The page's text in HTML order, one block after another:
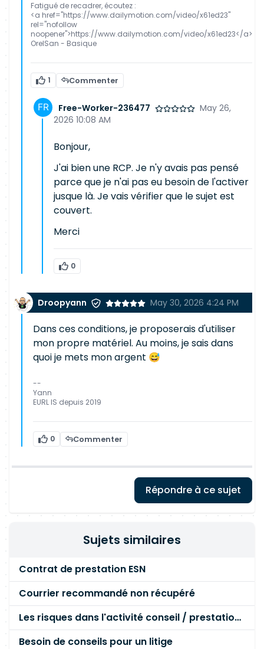
Fatigué de recadrer, écoutez :
<a href="https://www.dailymotion.com/video/x61ed23"
rel="nofollow
noopener">https://www.dailymotion.com/video/x61ed23</a>
OrelSan - Basique
1 Commenter
Free-Worker-236477
May 26,
2026 10:08 AM
Bonjour,
J'ai bien une RCP. Je n'y avais pas pensé
parce que je n'ai pas eu besoin de l'activer
jusque là. Je vais vérifier que le sujet est
couvert.
Merci
0
Droopyann May 30, 2026 4:24 PM
Dans ces conditions, je proposerais d'utiliser
mon propre matériel. Au moins, je sais dans
quoi je mets mon argent 😅
--
Yann
EURL IS depuis 2019
0 Commenter
Répondre à ce sujet
Sujets similaires
Contrat de prestation ESN
Courrier recommandé non récupéré
Les risques dans l'activité conseil / prestation de freelancer
Besoin de conseils pour un litige